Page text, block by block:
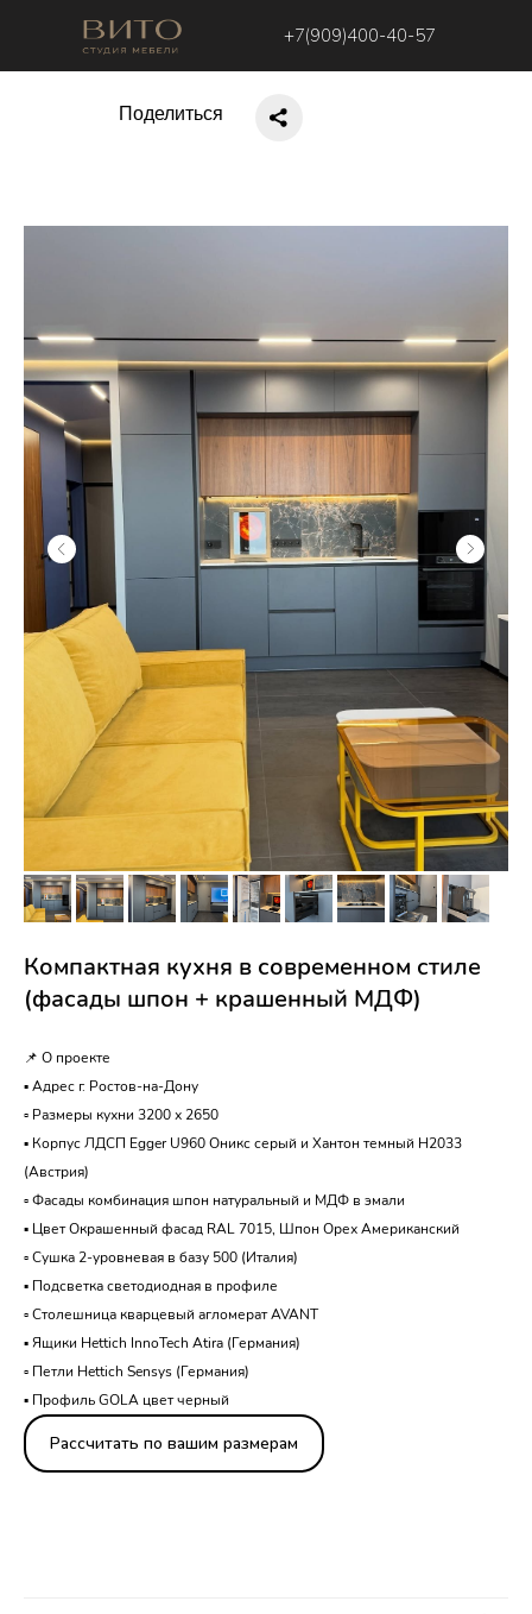
+7(909)400-40-57
Поделиться
Компактная кухня в современном стиле
(фасады шпон + крашенный МДФ)
📌 О проекте
▪️ Адрес г. Ростов-на-Дону
▫️ Размеры кухни 3200 х 2650
▪️ Корпус ЛДСП Egger U960 Оникс серый и Хантон темный H2033
(Австрия)
▫️ Фасады комбинация шпон натуральный и МДФ в эмали
▪️ Цвет Окрашенный фасад RAL 7015, Шпон Орех Американский
▫️ Сушка 2-уровневая в базу 500 (Италия)
▪️ Подсветка светодиодная в профиле
▫️ Столешница кварцевый агломерат AVANT
▪️ Ящики Hettich InnoTech Atira (Германия)
▫️ Петли Hettich Sensys (Германия)
▪️ Профиль GOLA цвет черный
Рассчитать по вашим размерам